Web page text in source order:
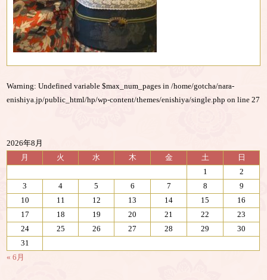
Warning: Undefined variable $max_num_pages in/home/gotcha/nara-
enishiya.jp/public_html/hp/wp-content/themes/enishiya/single.php on line27
2026年8月
月
火 水 木 金 土
日
1
2
3
4 5 6 7 8
9
10
11 12 13 14 15
16
17
18 19 20 21 22
23
24
25 26 27 28 29
30
31
« 6月